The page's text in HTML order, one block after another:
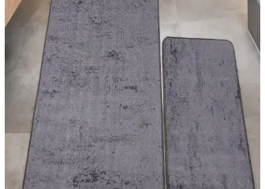
Yatak Odası Dekorasyonunda Modern Halı
Modelleri ve Uygun Seçim İpuçları
Yatak odası dekorasyonunda modern halıların özellikleri, renk ve
desen uyumu, kullanım önerileri ve seçim ipuçlarıyla şık ve
fonksiyonel alanlar yaratın.
Halise Home Halı: Kaliteli ve Estetik Halı
Seçenekleri ile Mekânlarınızı Güzelleştirin
Halise Home Halı, çeşitli desen ve renk seçenekleriyle dayanıklı ve
bakım kolay halılar sunarak yaşam alanlarınızı estetik ve konforlu
hale getirir.
Halı ve Kilim Seçimiyle Estetik ve Fonksiyonel İç
Mekan Dekorasyonu Rehberi